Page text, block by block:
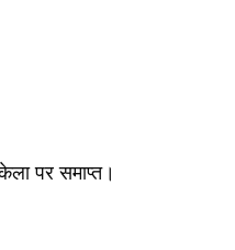
पर समाप्त।